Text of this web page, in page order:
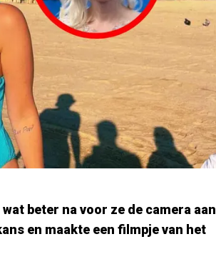
beter na voor ze de camera aan
en maakte een filmpje van het